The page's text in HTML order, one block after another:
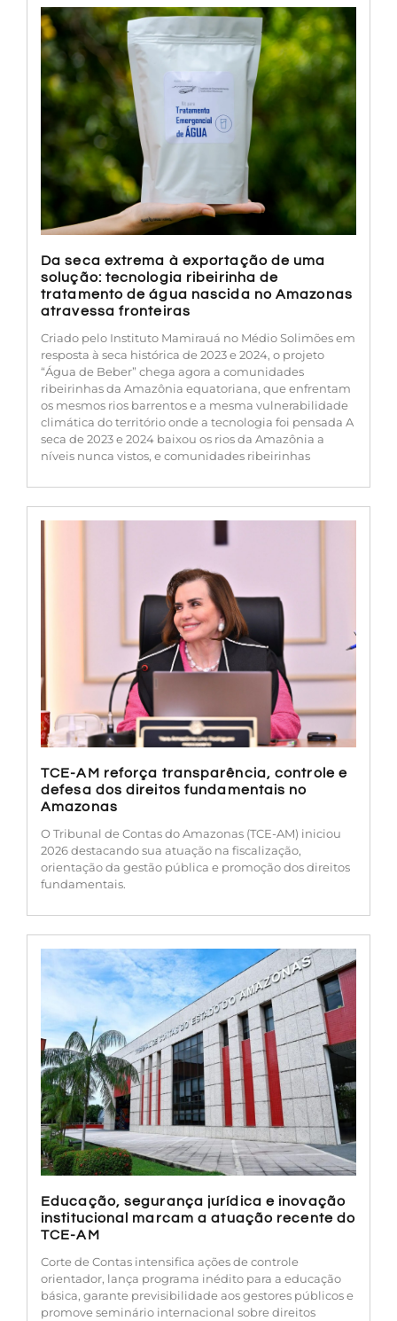
Da seca extrema à exportação de uma
solução: tecnologia ribeirinha de
tratamento de água nascida no Amazonas
atravessa fronteiras
Criado pelo Instituto Mamirauá no Médio Solimões em
resposta à seca histórica de 2023 e 2024, o projeto
“Água de Beber” chega agora a comunidades
ribeirinhas da Amazônia equatoriana, que enfrentam
os mesmos rios barrentos e a mesma vulnerabilidade
climática do território onde a tecnologia foi pensada A
seca de 2023 e 2024 baixou os rios da Amazônia a
níveis nunca vistos, e comunidades ribeirinhas
TCE-AM reforça transparência, controle e
defesa dos direitos fundamentais no
Amazonas
O Tribunal de Contas do Amazonas (TCE-AM) iniciou
2026 destacando sua atuação na fiscalização,
orientação da gestão pública e promoção dos direitos
fundamentais.
Educação, segurança jurídica e inovação
institucional marcam a atuação recente do
TCE-AM
Corte de Contas intensifica ações de controle
orientador, lança programa inédito para a educação
básica, garante previsibilidade aos gestores públicos e
promove seminário internacional sobre direitos